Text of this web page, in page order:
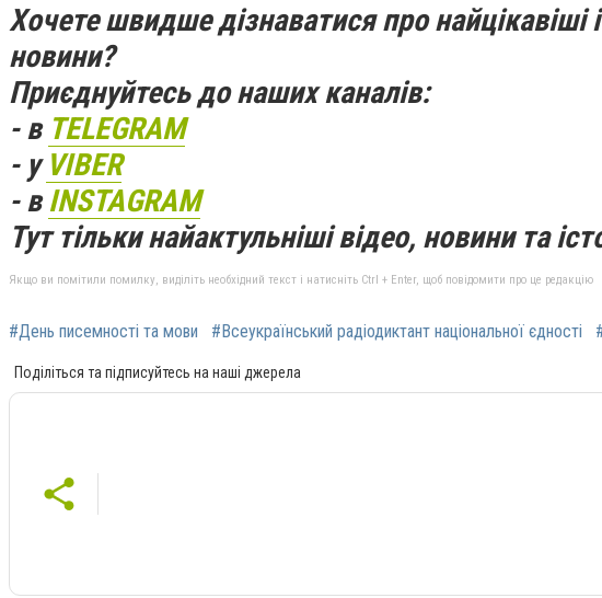
Хочете швидше дізнаватися про найцікавіші
новини?
Приєднуйтесь до наших каналів:
- в TELEGRAM
- у VIBER
- вINSTAGRAM
Тут тільки найактульніші відео, новини та
Якщо ви помітили помилку, виділіть необхідний текст і натисніть Ctrl + Enter, щоб повідомити про це редакцію
#День писемності та мови #Всеукраїнський радіодиктант національної єдності
Поділіться та підписуйтесь на наші джерела